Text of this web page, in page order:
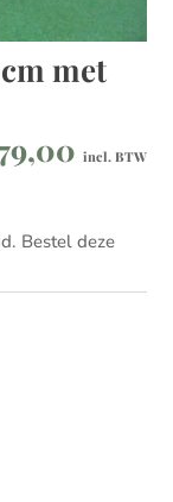
met
incl. BTW
Bestel deze